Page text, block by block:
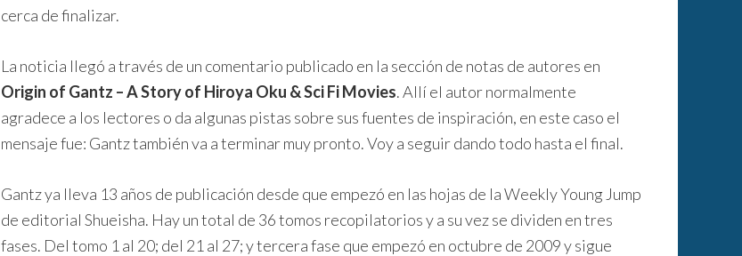
cerca de finalizar.
La noticia llegó a través de un comentario publicado en la sección de notas de autores en
Origin of Gantz – A Story of Hiroya Oku & Sci Fi Movies. Allí el autor normalmente
agradece a los lectores o da algunas pistas sobre sus fuentes de inspiración, en este caso el
mensaje fue: Gantz también va a terminar muy pronto. Voy a seguir dando todo hasta el final.
Gantz ya lleva 13 años de publicación desde que empezó en las hojas de la Weekly Young Jump
de editorial Shueisha. Hay un total de 36 tomos recopilatorios y a su vez se dividen en tres
fases. Del tomo 1 al 20; del 21 al 27; y tercera fase que empezó en octubre de 2009 y sigue